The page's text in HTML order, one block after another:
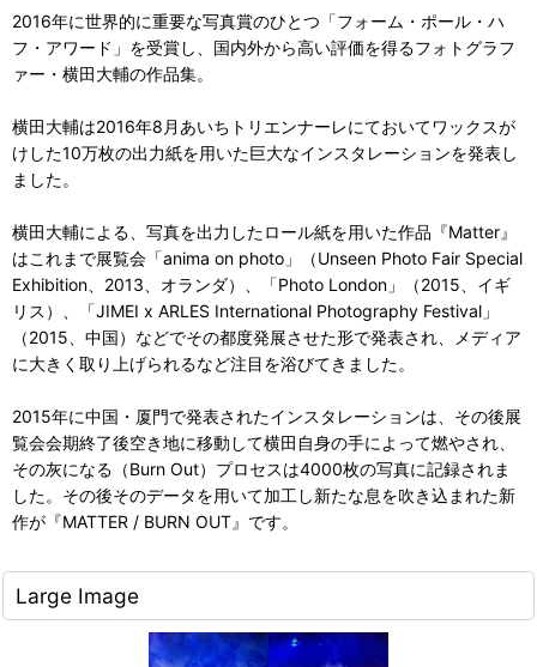
2016年に世界的に重要な写真賞のひとつ「フォーム・ポール・ハ
フ・アワード」を受賞し、国内外から高い評価を得るフォトグラフ
ァー・横田大輔の作品集。
横田大輔は2016年8月あいちトリエンナーレにておいてワックスが
けした10万枚の出力紙を用いた巨大なインスタレーションを発表し
ました。
横田大輔による、写真を出力したロール紙を用いた作品『Matter』
はこれまで展覧会「anima on photo」（Unseen Photo Fair Special
Exhibition、2013、オランダ）、「Photo London」（2015、イギ
リス）、「JIMEI x ARLES International Photography Festival」
（2015、中国）などでその都度発展させた形で発表され、メディア
に大きく取り上げられるなど注目を浴びてきました。
2015年に中国・厦門で発表されたインスタレーションは、その後展
覧会会期終了後空き地に移動して横田自身の手によって燃やされ、
その灰になる（Burn Out）プロセスは4000枚の写真に記録されま
した。その後そのデータを用いて加工し新たな息を吹き込まれた新
作が『MATTER / BURN OUT』です。
Large Image